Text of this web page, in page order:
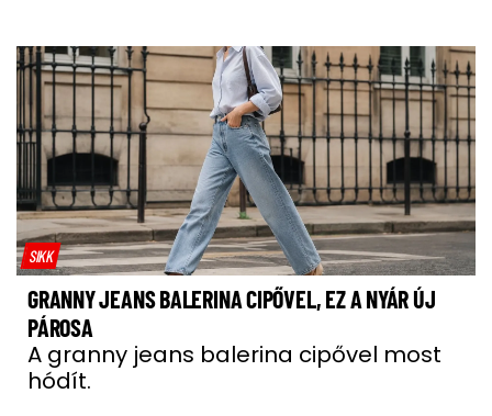
SIKK
GRANNY JEANS BALERINA CIPŐVEL, EZ A NYÁR ÚJ
PÁROSA
A granny jeans balerina cipővel most
hódít.